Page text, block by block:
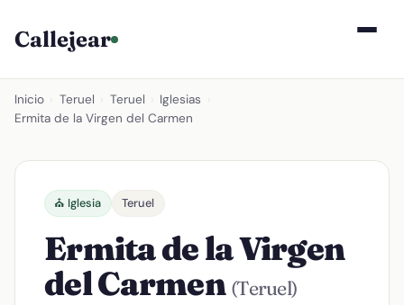
Callejear
Inicio Teruel Teruel Iglesias
Ermita de la Virgen del Carmen
⛪ Iglesia Teruel
Ermita de la Virgen
del Carmen (Teruel)